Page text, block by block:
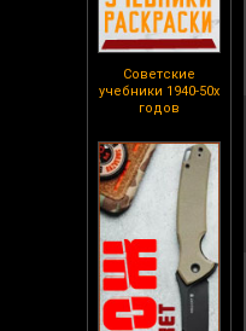
Советские
учебники 1940-50х
годов